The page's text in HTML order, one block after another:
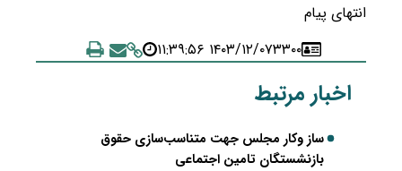
انتهای پیام
۳۳۰۰۱۴۰۳/۱۲/۰۷ ۱۱:۳۹:۵۶
اخبار مرتبط
ساز وکار مجلس جهت متناسب‌سازی حقوق
بازنشستگان تامین اجتماعی